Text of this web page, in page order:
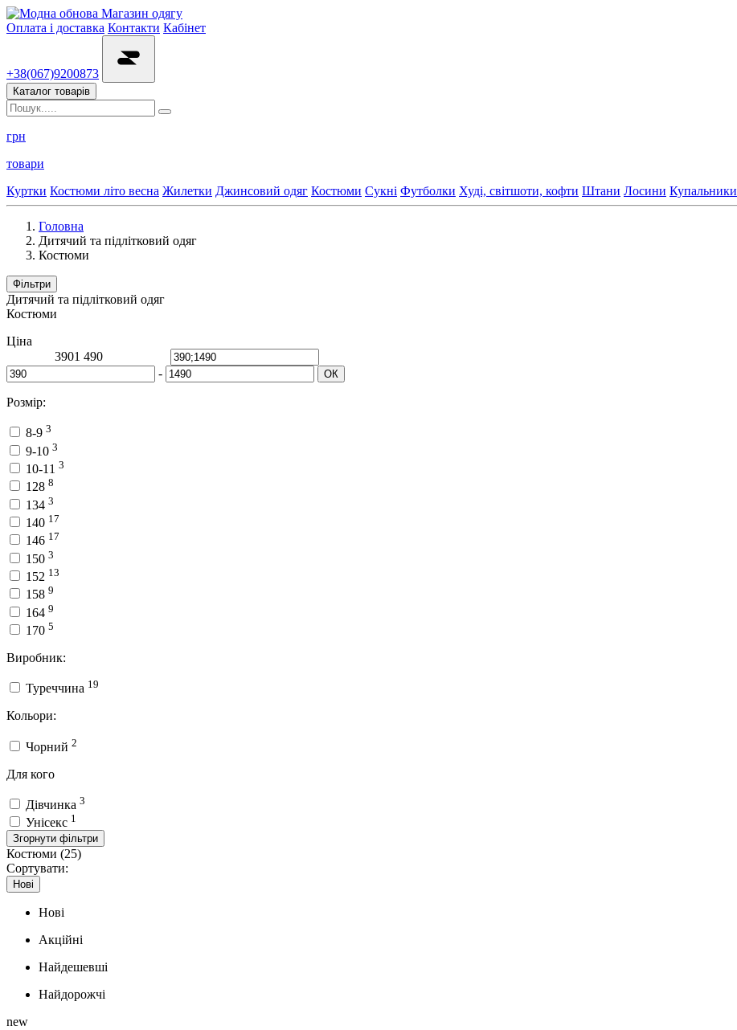
Магазин одягу
Оплата і доставка Контакти Кабінет
+38(067)9200873
Каталог товарів
грн
товари
Куртки Костюми літо весна Жилетки Джинсовий одяг Костюми Сукні Футболки Худі, світшоти, кофти Штани Лосини Купальники
Головна
Дитячий та підлітковий одяг
Костюми
Фільтри
Дитячий та підлітковий одяг
Костюми
Ціна
3901 490
-
ОК
Розмір:
8-9 3
9-10 3
10-11 3
128 8
134 3
140 17
146 17
150 3
152 13
158 9
164 9
170 5
Виробник:
Туреччина 19
Кольори:
Чорний 2
Для кого
Дівчинка 3
Унісекс 1
Згорнути фільтри
Костюми (25)
Сортувати:
Нові
Нові
Акційні
Найдешевші
Найдорожчі
new